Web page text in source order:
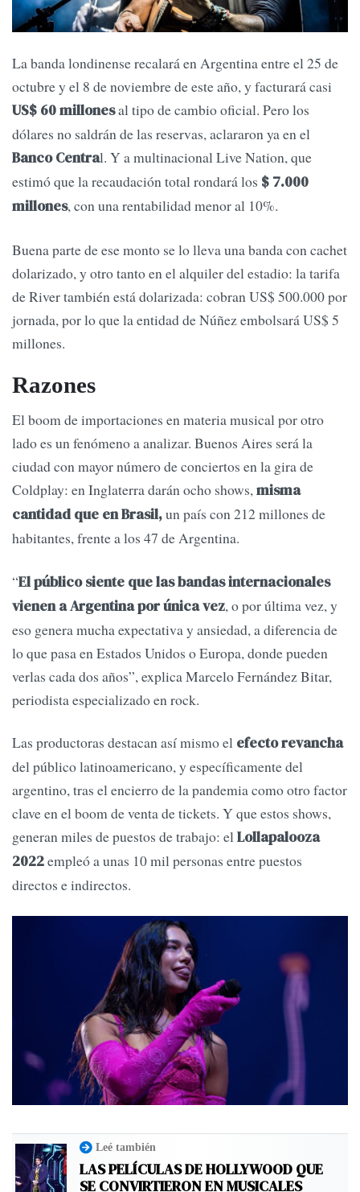
La banda londinense recalará en Argentina entre el 25 de
octubre y el 8 de noviembre de este año, y facturará casi
US$ 60 millonesal tipo de cambio oficial. Pero los
dólares no saldrán de las reservas, aclararon ya en el
Banco Central. Y a multinacional Live Nation, que
estimó que la recaudación total rondará los $ 7.000
millones, con una rentabilidad menor al 10%.
Buena parte de ese monto se lo lleva una banda con cachet
dolarizado, y otro tanto en el alquiler del estadio: la tarifa
de River también está dolarizada: cobran US$ 500.000 por
jornada, por lo que la entidad de Núñez embolsará US$ 5
millones.
Razones
El boom de importaciones en materia musical por otro
lado es un fenómeno a analizar. Buenos Aires será la
ciudad con mayor número de conciertos en la gira de
Coldplay: en Inglaterra darán ocho shows,misma
cantidad que en Brasil,un país con 212 millones de
habitantes, frente a los 47 de Argentina.
“El público siente que las bandas internacionales
vienen a Argentina por única vez, o por última vez, y
eso genera mucha expectativa y ansiedad, a diferencia de
lo que pasa en Estados Unidos o Europa, donde pueden
verlas cada dos años”, explica Marcelo Fernández Bitar,
periodista especializado en rock.
Las productoras destacan así mismo el efecto revancha
del público latinoamericano, y específicamente del
argentino, tras el encierro de la pandemia como otro factor
clave en el boom de venta de tickets. Y que estos shows,
generan miles de puestos de trabajo: elLollapalooza
2022empleó a unas 10 mil personas entre puestos
directos e indirectos.
Leé también
LAS PELÍCULAS DE HOLLYWOOD QUE
SE CONVIRTIERON EN MUSICALES